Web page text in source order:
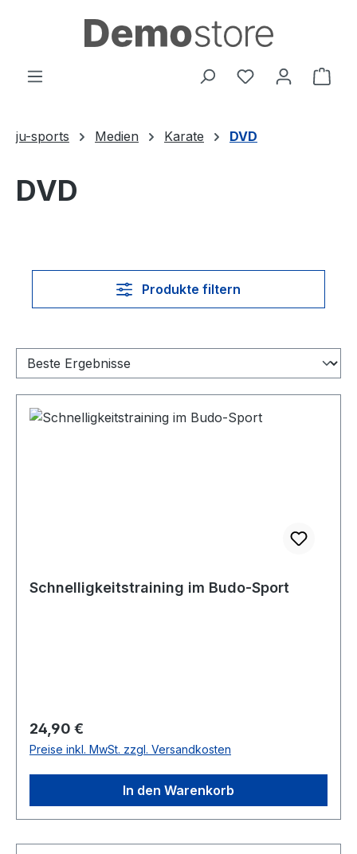
Zum Hauptinhalt springen
Du hast 0
ju-sports Medien Karate DVD
DVD
Produkte filtern
Schnelligkeitstraining im Budo-Sport
Regulärer Preis:
24,90 €
Preise inkl. MwSt. zzgl. Versandkosten
In den Warenkorb